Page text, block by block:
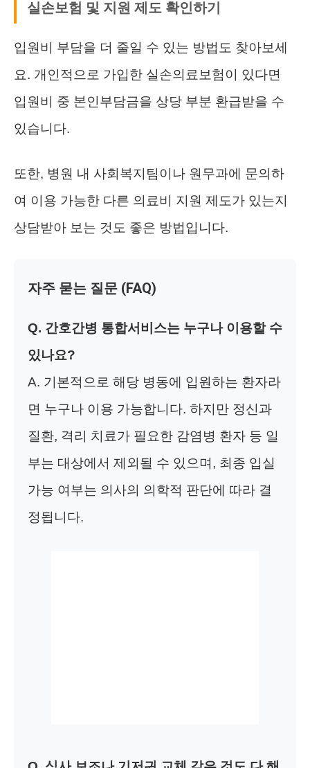
실손보험 및 지원 제도 확인하기
입원비 부담을 더 줄일 수 있는 방법도 찾아보세
요. 개인적으로 가입한 실손의료보험이 있다면
입원비 중 본인부담금을 상당 부분 환급받을 수
있습니다.
또한, 병원 내 사회복지팀이나 원무과에 문의하
여 이용 가능한 다른 의료비 지원 제도가 있는지
상담받아 보는 것도 좋은 방법입니다.
자주 묻는 질문 (FAQ)
Q. 간호간병 통합서비스는 누구나 이용할 수
있나요?
A. 기본적으로 해당 병동에 입원하는 환자라
면 누구나 이용 가능합니다. 하지만 정신과
질환, 격리 치료가 필요한 감염병 환자 등 일
부는 대상에서 제외될 수 있으며, 최종 입실
가능 여부는 의사의 의학적 판단에 따라 결
정됩니다.